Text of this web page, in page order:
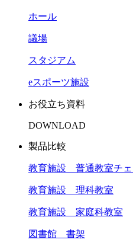
ホール
議場
スタジアム
eスポーツ施設
お役立ち資料
DOWNLOAD
製品比較
教育施設 普通教室チェ
教育施設 理科教室
教育施設 家庭科教室
図書館 書架